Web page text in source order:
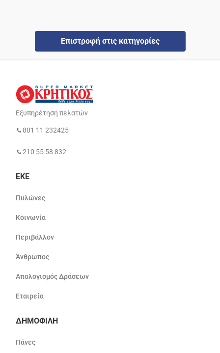
Επιστροφή στις κατηγορίες
Εξυπηρέτηση πελατών
801 11 232425
210 55 58 832
ΕΚΕ
Πυλώνες
Κοινωνία
Περιβάλλον
Άνθρωπος
Απολογισμός Δράσεων
Εταιρεία
ΔΗΜΟΦΙΛΗ
Πάνες